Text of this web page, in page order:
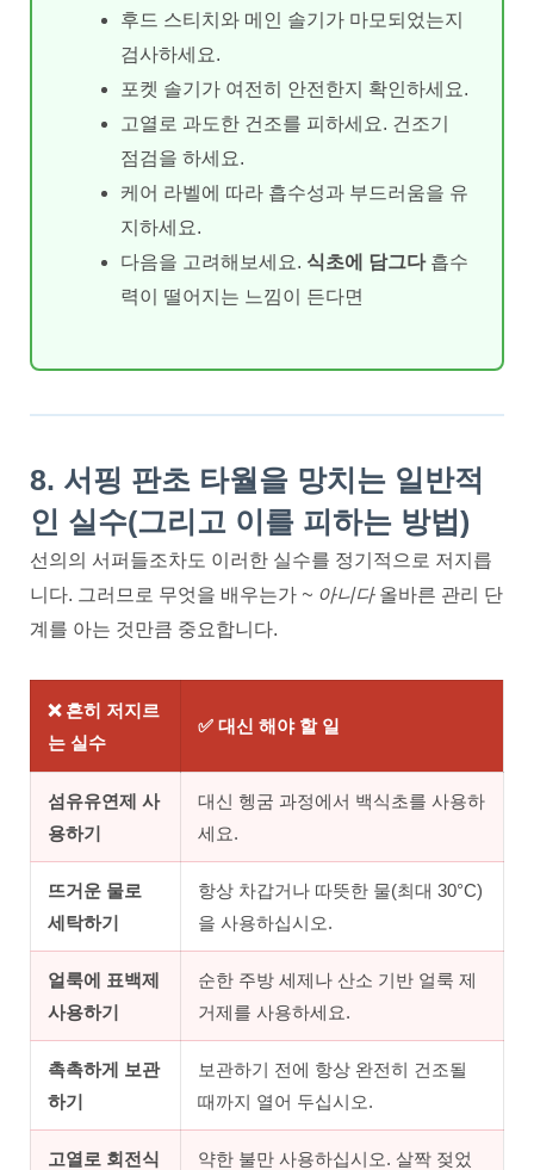
후드 스티치와 메인 솔기가 마모되었는지
검사하세요.
포켓 솔기가 여전히 안전한지 확인하세요.
고열로 과도한 건조를 피하세요. 건조기
점검을 하세요.
케어 라벨에 따라 흡수성과 부드러움을 유
지하세요.
다음을 고려해보세요. 식초에 담그다흡수
력이 떨어지는 느낌이 든다면
8. 서핑 판초 타월을 망치는 일반적
인 실수(그리고 이를 피하는 방법)
선의의 서퍼들조차도 이러한 실수를 정기적으로 저지릅
니다. 그러므로 무엇을 배우는가 ~ 아니다올바른 관리 단
계를 아는 것만큼 중요합니다.
❌ 흔히 저지르
는 실수
✅ 대신 해야 할 일
섬유유연제 사
용하기
대신 헹굼 과정에서 백식초를 사용하
세요.
뜨거운 물로
세탁하기
항상 차갑거나 따뜻한 물(최대 30°C)
을 사용하십시오.
얼룩에 표백제
사용하기
순한 주방 세제나 산소 기반 얼룩 제
거제를 사용하세요.
촉촉하게 보관
하기
보관하기 전에 항상 완전히 건조될
때까지 열어 두십시오.
고열로 회전식
약한 불만 사용하십시오. 살짝 젖었